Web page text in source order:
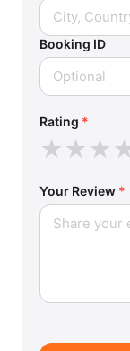
Booking ID
Rating *
★★★
Your Review *